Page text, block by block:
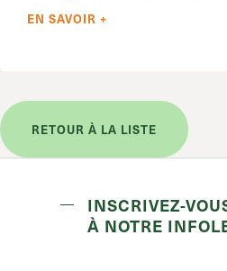
EN SAVOIR +
RETOUR À LA LISTE
INSCRIVEZ-
À NOTRE